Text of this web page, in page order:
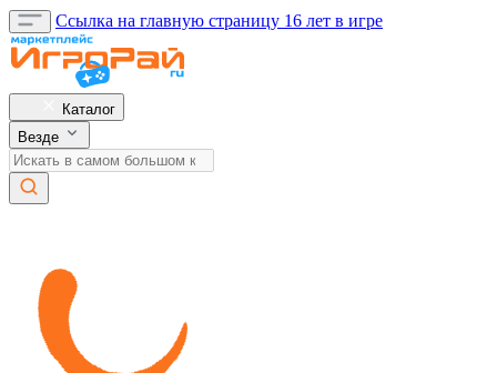
Ссылка на главную страницу 16 лет в игре
Каталог
Везде